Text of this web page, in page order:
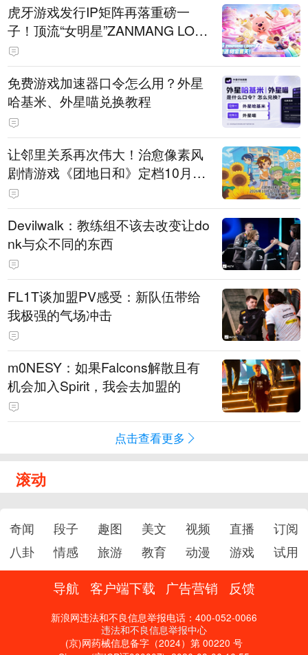
虎牙游戏发行IP矩阵再落重磅一
子！顶流“女明星”ZANMANG LOO
PY 正版3D消除手游《消消奇遇》
惊喜曝光
免费游戏加速器口令怎么用？外星
哈基米、外星喵兑换教程
让邻里关系再次伟大！治愈像素风
剧情游戏《团地日和》定档10月30
日发售
Devilwalk：教练组不该去改变让do
nk与众不同的东西
FL1T谈加盟PV感受：新队伍带给
我极强的气场冲击
m0NESY：如果Falcons解散且有
机会加入Spirit，我会去加盟的
点击查看更多
滚动
奇闻 段子 趣图 美文 视频 直播
订阅
八卦
情感 旅游 教育 动漫 游戏 试用
导航 客户端下载 广告营销 反馈
新浪网违法和不良信息举报电话：400-052-0066
违法和不良信息举报中心
(京)网药械信息备字（2024）第 00220 号